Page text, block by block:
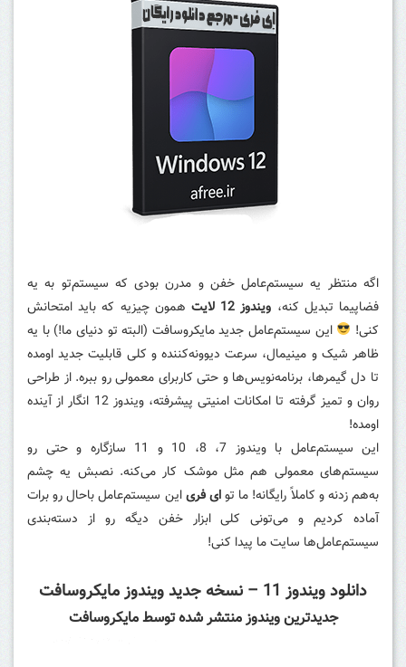
اگه منتظر یه سیستم‌عامل خفن و مدرن بودی که سیستم‌تو به یه
فضاپیما تبدیل کنه، ویندوز 12 لایت
همون چیزیه که باید امتحانش
کنی!
این سیستم‌عامل جدید مایکروسافت (البته تو دنیای ما!) با یه
ظاهر شیک و مینیمال، سرعت دیوونه‌کننده و کلی قابلیت جدید اومده
تا دل گیمرها، برنامه‌نویس‌ها و حتی کاربرای معمولی رو ببره. از طراحی
روان و تمیز گرفته تا امکانات امنیتی پیشرفته، ویندوز 12 انگار از آینده
اومده!
این سیستم‌عامل با ویندوز 7، 8، 10 و 11 سازگاره و حتی رو
سیستم‌های معمولی هم مثل موشک کار می‌کنه. نصبش یه چشم
به‌هم زدنه و کاملاً رایگانه! ما توای فریاین سیستم‌عامل باحال رو برات
آماده کردیم و می‌تونی کلی ابزار خفن دیگه رو از دسته‌بندی
سیستم‌عامل‌ها سایت ما پیدا کنی!
دانلود ویندوز 11 – نسخه جدید ویندوز مایکروسافت
جدیدترین ویندوز منتشر شده توسط مایکروسافت